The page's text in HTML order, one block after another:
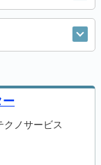
ー
クノサービス